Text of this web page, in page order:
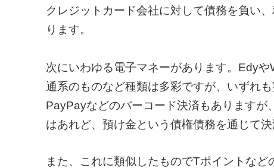
クレジットカード会社に対して債務を負い
ります。
次にいわゆる電子マネーがあります。Edy
通系のものなど種類は多彩ですが、いずれ
PayPayなどのバーコード決済もあります
はあれど、預け金という債権債務を通じて
また、これに類似したものでTポイントな